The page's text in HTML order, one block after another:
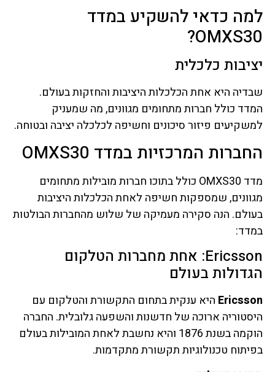
למה כדאי להשקיע במדד
OMXS30?
יציבות כלכלית
שבדיה היא אחת הכלכלות היציבות והחזקות בעולם.
המדד כולל חברות מתחומים מגוונים, מה שמעניק
למשקיעים פיזור סיכונים וחשיפה לכלכלה יציבה ובטוחה.
החברות המרכזיות במדד OMXS30
מדד OMXS30 כולל בתוכו חברות מובילות מתחומים
מגוונים, שמספקות חשיפה לאחת הכלכלות היציבות
בעולם. הנה סקירה מעמיקה של שלוש מהחברות הבולטות
במדד:
Ericsson: אחת מחברות הטלקום
הגדולות בעולם
Ericsson היא ענקית בתחום התקשורת והטלקום עם
היסטוריה ארוכה של חדשנות והשפעה גלובלית. החברה
הוקמה בשנת 1876 והיא נחשבת לאחת המובילות בעולם
בפיתוח טכנולוגיות תקשורת מתקדמות.